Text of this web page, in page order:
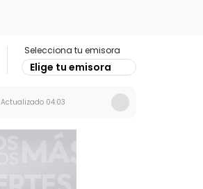
Selecciona tu emisora
Elige tu emisora
Actualizado 04:03